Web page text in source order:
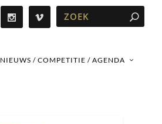
NIEUWS / COMPETITIE / AGENDA